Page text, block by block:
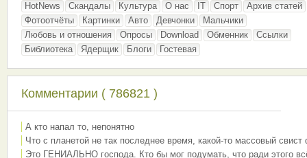
HotNews
Скандалы Культура О нас IT Спорт
Архив статей
Фотоотчёты
Картинки Авто Девчонки
Мальчики
Любовь и отношения
Опросы Download Обменник
Ссылки
Библиотека
Ядерщик Блоги Гостевая
Комментарии ( 786821 )
А кто напал то, непонятно
Что с планетой не так последнее время, какой-то массовый свист
Это ГЕНИАЛЬНО господа. Кто бы мог подумать, что ради этого